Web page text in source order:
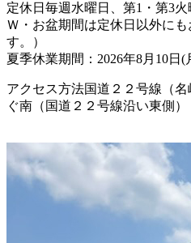
定休日 毎週水曜日、第1・第3
Ｗ・お盆期間は定休日以外に
す。）
夏季休業期間：2026年8月10日
アクセス方法国道２２号線（
ぐ南（国道２２号線沿い東側）